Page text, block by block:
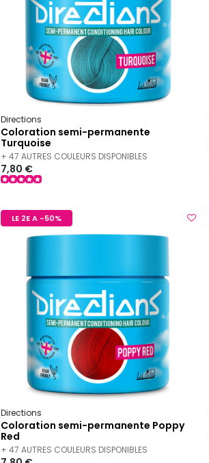
Directions
Coloration semi-permanente
Turquoise
+ 47 AUTRES COULEURS DISPONIBLES
7,80 €
LE 2E A -50%
Directions
Coloration semi-permanente Poppy
Red
+ 47 AUTRES COULEURS DISPONIBLES